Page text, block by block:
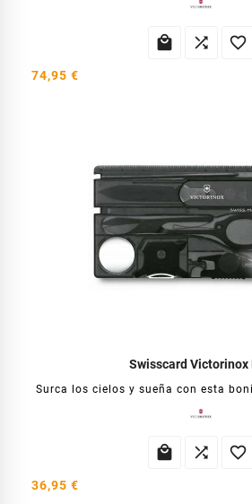
  
74,95 €
Swisscard Victorinox
Surca los cielos y sueña con esta
  
36,95 €